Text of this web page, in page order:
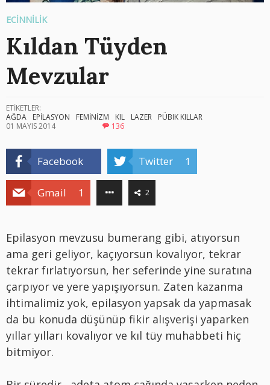
ECİNNİLİK
Kıldan Tüyden
Mevzular
ETİKETLER:
AĞDA
EPİLASYON FEMİNİZM KIL LAZER
PÜBIK KILLAR
01 MAYIS 2014
136
Facebook Twitter 1
Gmail 1 2
Epilasyon mevzusu bumerang gibi, atıyorsun
ama geri geliyor, kaçıyorsun kovalıyor, tekrar
tekrar fırlatıyorsun, her seferinde yine suratına
çarpıyor ve yere yapışıyorsun. Zaten kazanma
ihtimalimiz yok, epilasyon yapsak da yapmasak
da bu konuda düşünüp fikir alışverişi yaparken
yıllar yılları kovalıyor ve kıl tüy muhabbeti hiç
bitmiyor.